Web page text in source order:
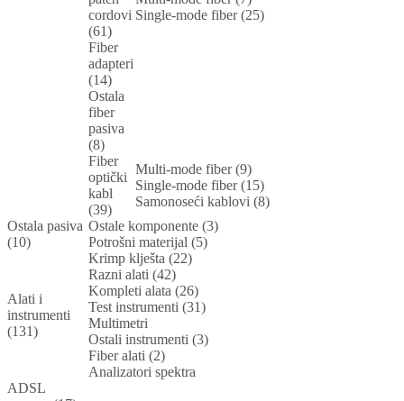
cordovi
(61)
Single-mode fiber (25)
Fiber
adapteri
(14)
Ostala
fiber
pasiva
(8)
Fiber
optički
kabl
(39)
Multi-mode fiber (9)
Single-mode fiber (15)
Samonoseći kablovi (8)
Ostala pasiva
(10)
Ostale komponente (3)
Potrošni materijal (5)
Alati i
instrumenti
(131)
Krimp klješta (22)
Razni alati (42)
Kompleti alata (26)
Test instrumenti (31)
Multimetri
Ostali instrumenti (3)
Fiber alati (2)
Analizatori spektra
ADSL